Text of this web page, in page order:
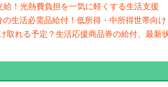
給！光熱費負担を一気に軽くする生活支援
の生活必需品給付！低所得・中所得世帯向け
取れる予定？生活応援商品券の給付、最新